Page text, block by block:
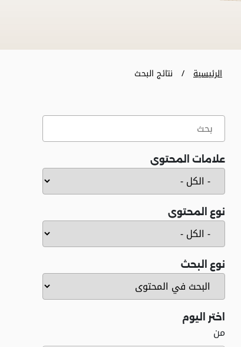
الرئيسية نتائج البحث
علامات المحتوى
نوع المحتوى
نوع البحث
اختر اليوم
من